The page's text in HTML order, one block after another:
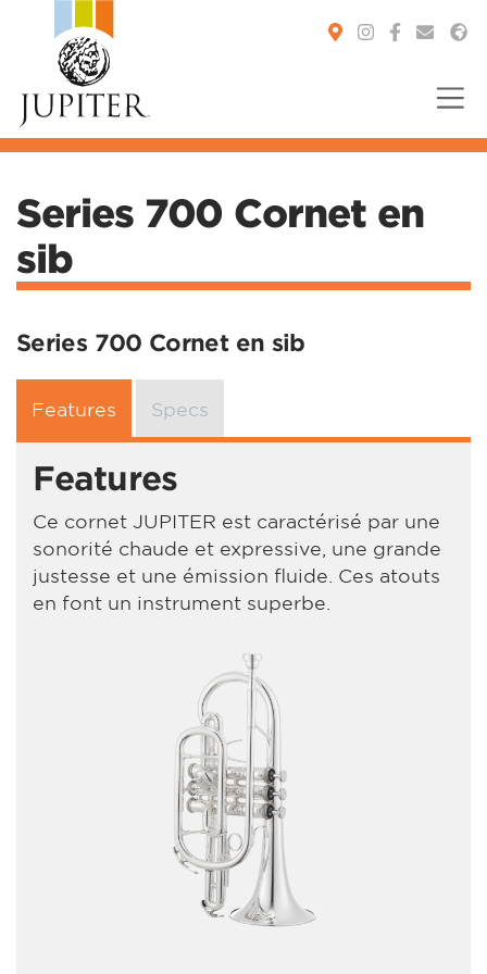
Series 700 Cornet en
sib
Series 700 Cornet en sib
Features Specs
Features
Ce cornet JUPITER est caractérisé par une
sonorité chaude et expressive, une grande
justesse et une émission fluide. Ces atouts
en font un instrument superbe.